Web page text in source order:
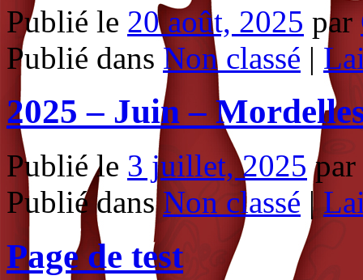
Publié le 20 août, 2025 par
Publié dans Non classé |
2025 – Juin –
Publié le 3 juillet, 2025 par
Publié dans Non classé |
Page de test